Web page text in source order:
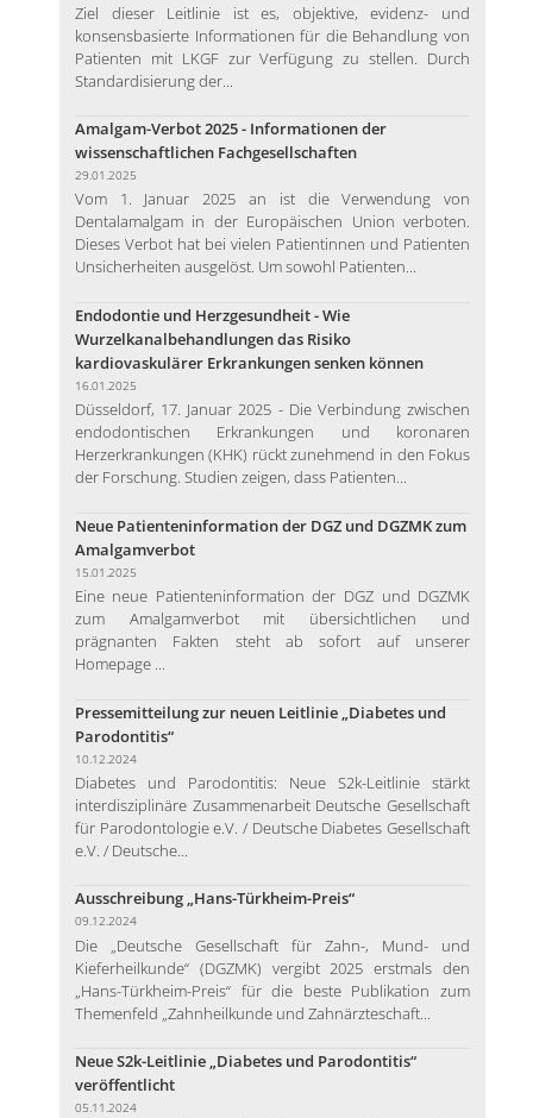
Ziel dieser Leitlinie ist es, objektive, evidenz- und
konsensbasierte Informationen für die Behandlung von
Patienten mit LKGF zur Verfügung zu stellen. Durch
Standardisierung der...
Amalgam-Verbot 2025 - Informationen der
wissenschaftlichen Fachgesellschaften
29.01.2025
Vom 1. Januar 2025 an ist die Verwendung von
Dentalamalgam in der Europäischen Union verboten.
Dieses Verbot hat bei vielen Patientinnen und Patienten
Unsicherheiten ausgelöst. Um sowohl Patienten...
Endodontie und Herzgesundheit - Wie
Wurzelkanalbehandlungen das Risiko
kardiovaskulärer Erkrankungen senken können
16.01.2025
Düsseldorf, 17. Januar 2025 - Die Verbindung zwischen
endodontischen Erkrankungen und koronaren
Herzerkrankungen (KHK) rückt zunehmend in den Fokus
der Forschung. Studien zeigen, dass Patienten...
Neue Patienteninformation der DGZ und DGZMK zum
Amalgamverbot
15.01.2025
Eine neue Patienteninformation der DGZ und DGZMK
zum Amalgamverbot mit übersichtlichen und
prägnanten Fakten steht ab sofort auf unserer
Homepage ...
Pressemitteilung zur neuen Leitlinie „Diabetes und
Parodontitis“
10.12.2024
Diabetes und Parodontitis: Neue S2k-Leitlinie stärkt
interdisziplinäre Zusammenarbeit Deutsche Gesellschaft
für Parodontologie e.V. / Deutsche Diabetes Gesellschaft
e.V. / Deutsche...
Ausschreibung „Hans-Türkheim-Preis“
09.12.2024
Die „Deutsche Gesellschaft für Zahn-, Mund- und
Kieferheilkunde“ (DGZMK) vergibt 2025 erstmals den
„Hans-Türkheim-Preis“ für die beste Publikation zum
Themenfeld „Zahnheilkunde und Zahnärzteschaft...
Neue S2k-Leitlinie „Diabetes und Parodontitis“
veröffentlicht
05.11.2024